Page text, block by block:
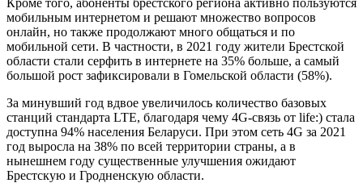
мобильным интернетом и решают множество вопросов
онлайн, но также продолжают много общаться и по
мобильной сети. В частности, в 2021 году жители Брестской
области стали серфить в интернете на 35% больше, а самый
большой рост зафиксировали в Гомельской области (58%).
За минувший год вдвое увеличилось количество базовых
станций стандарта LTE, благодаря чему 4G-связь от life:) стала
доступна 94% населения Беларуси. При этом сеть 4G за 2021
год выросла на 38% по всей территории страны, а в
нынешнем году существенные улучшения ожидают
Брестскую и Гродненскую области.